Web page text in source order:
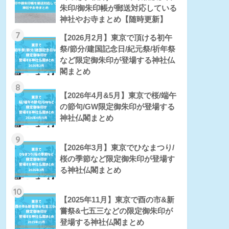
朱印/御朱印帳が郵送対応している
神社やお寺まとめ【随時更新】
7
【2026月2月】東京で頂ける初午
祭/節分/建国記念日/紀元祭/祈年祭
など限定御朱印が登場する神社仏
閣まとめ
8
【2026年4月&5月】東京で桜/端午
の節句/GW限定御朱印が登場する
神社仏閣まとめ
9
【2026年3月】東京でひなまつり/
桜の季節など限定御朱印が登場す
る神社仏閣まとめ
10
【2025年11月】東京で酉の市&新
嘗祭&七五三などの限定御朱印が
登場する神社仏閣まとめ